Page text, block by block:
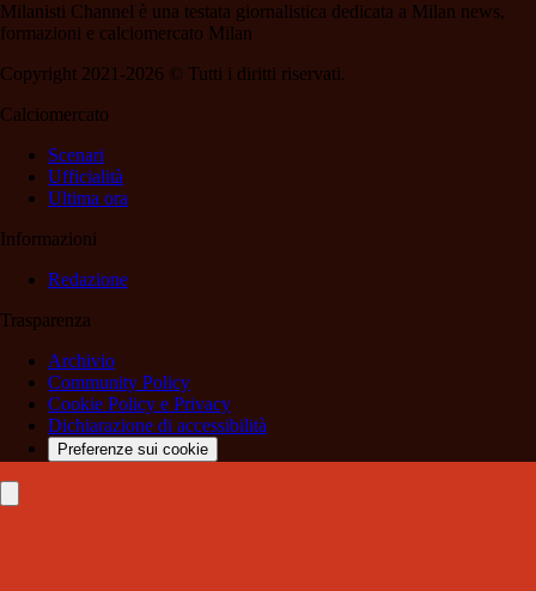
Milanisti Channel è una testata giornalistica dedicata a Milan news,
formazioni e calciomercato Milan
Copyright 2021-2026 © Tutti i diritti riservati.
Calciomercato
Scenari
Ufficialità
Ultima ora
Informazioni
Redazione
Trasparenza
Archivio
Community Policy
Cookie Policy e Privacy
Dichiarazione di accessibilità
Preferenze sui cookie